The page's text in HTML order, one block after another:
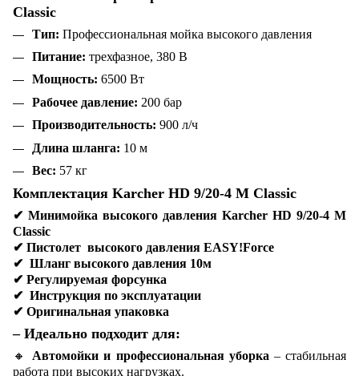
Classic
Тип: Профессиональная мойка высокого давления
Питание: трехфазное, 380 В
Мощность: 6500 Вт
Рабочее давление: 200 бар
Производительность: 900 л/ч
Длина шланга: 10 м
Вес: 57 кг
Комплектация Karcher HD 9/20-4 M Classic
✔ Минимойка высокого давления Karcher HD 9/20-4 M
Classic
✔ Пистолет высокого давления EASY!Force
✔ Шланг высокого давления 10м
✔ Регулируемая форсунка
✔ Инструкция по эксплуатации
✔ Оригинальная упаковка
– Идеально подходит для:
🔸 Автомойки и профессиональная уборка – стабильная
работа при высоких нагрузках.